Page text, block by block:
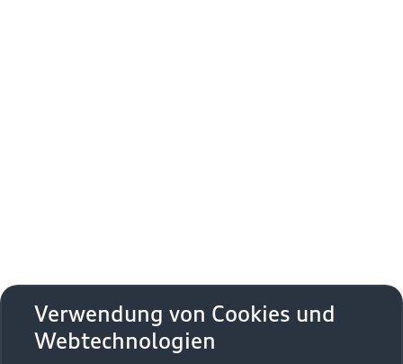
Zurück nach oben
Modelle
Verwendung von Cookies und
Webtechnologien